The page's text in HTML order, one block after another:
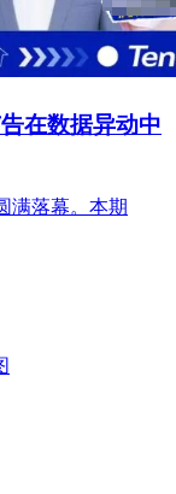
在数据异动中
满落幕。本期